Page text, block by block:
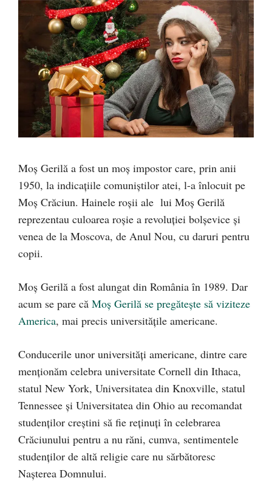
Moș Gerilă a fost un moș impostor care, prin anii
1950, la indicațiile comuniștilor atei, l-a înlocuit pe
Moș Crăciun. Hainele roșii ale lui Moș Gerilă
reprezentau culoarea roșie a revoluției bolșevice și
venea de la Moscova, de Anul Nou, cu daruri pentru
copii.
Moș Gerilă a fost alungat din România în 1989. Dar
acum se pare că Moș Gerilă se pregătește să viziteze
America, mai precis universitățile americane.
Conducerile unor universități americane, dintre care
menționăm celebra universitate Cornell din Ithaca,
statul New York, Universitatea din Knoxville, statul
Tennessee și Universitatea din Ohio au recomandat
studenților creștini să fie reținuți în celebrarea
Crăciunului pentru a nu răni, cumva, sentimentele
studenților de altă religie care nu sărbătoresc
Nașterea Domnului.